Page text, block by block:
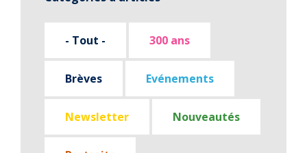
- Tout - 300 ans
Brèves Evénements
Newsletter Nouveautés